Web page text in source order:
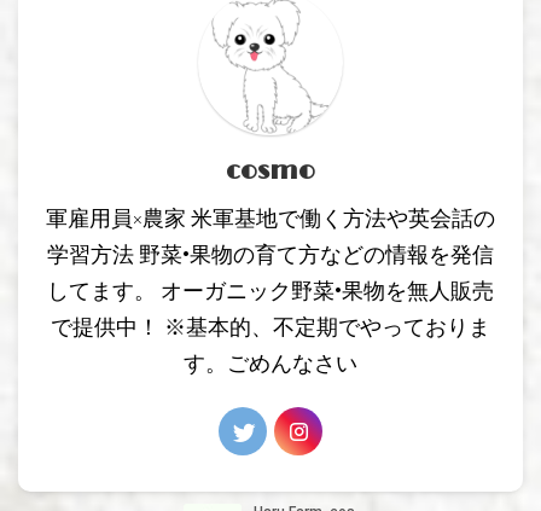
cosmo
軍雇用員×農家 米軍基地で働く方法や英会話の
学習方法 野菜•果物の育て方などの情報を発信
してます。 オーガニック野菜•果物を無人販売
で提供中！ ※基本的、不定期でやっておりま
す。ごめんなさい